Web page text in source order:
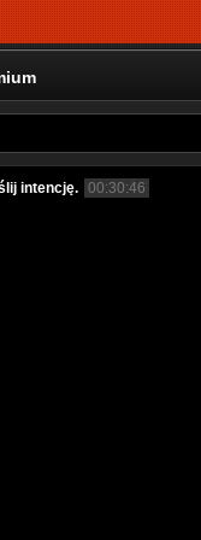
intencję. 00:30:46